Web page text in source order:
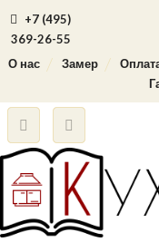
+7 (495)
369-26-55
О нас
Замер